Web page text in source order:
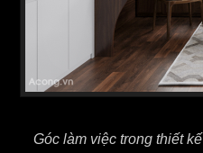
Góc làm việc trong thiết kế